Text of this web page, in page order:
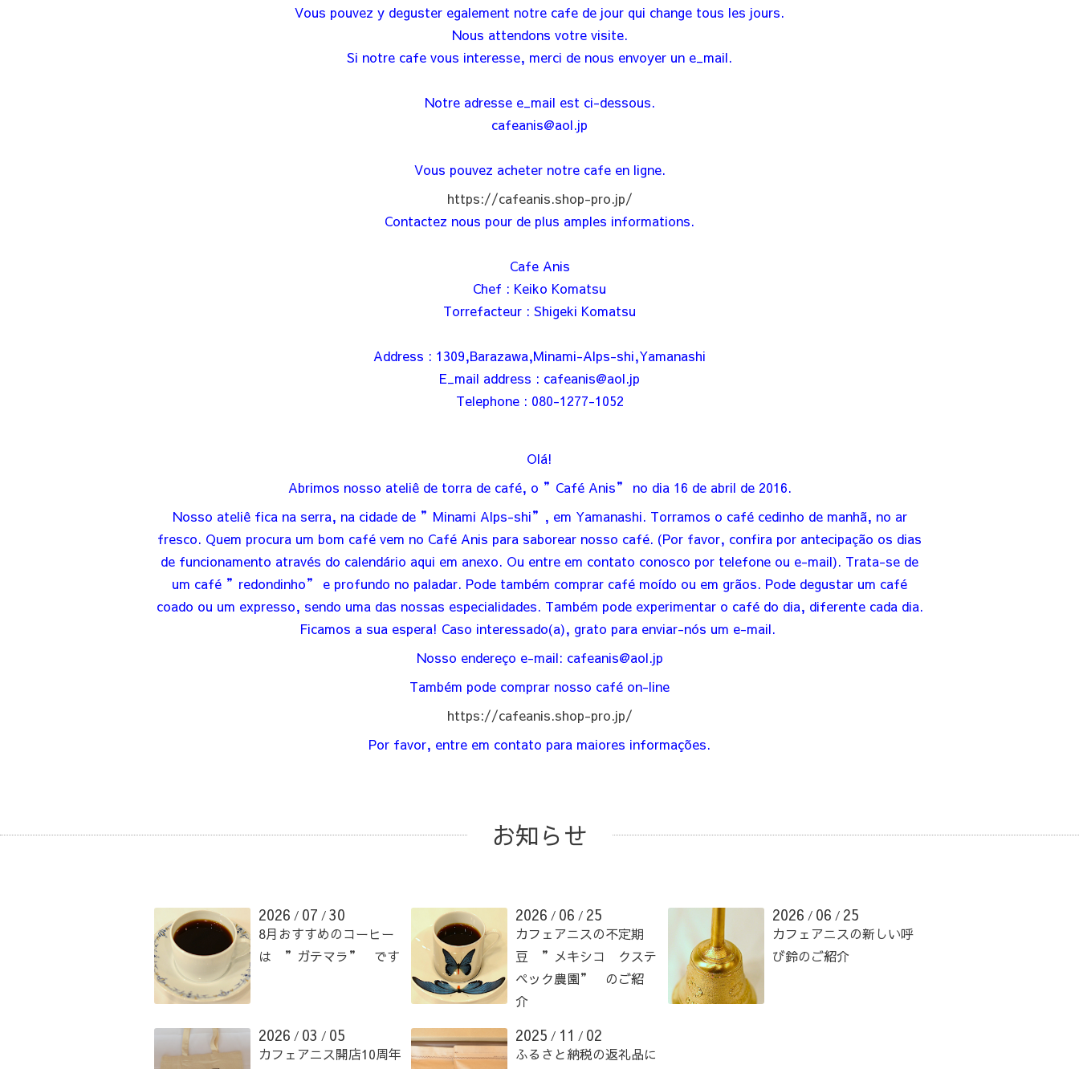
Vous pouvez y deguster egalement notre cafe de jour qui change tous les jours.
Nous attendons votre visite.
Si notre cafe vous interesse, merci de nous envoyer un e_mail.
Notre adresse e_mail est ci-dessous.
cafeanis@aol.jp
Vous pouvez acheter notre cafe en ligne.
https://cafeanis.shop-pro.jp/
Contactez nous pour de plus amples informations.
Cafe Anis
Chef : Keiko Komatsu
Torrefacteur : Shigeki Komatsu
Address : 1309,Barazawa,Minami-Alps-shi,Yamanashi
E_mail address : cafeanis@aol.jp
Telephone : 080-1277-1052
Olá!
Abrimos nosso ateliê de torra de café, o ”Café Anis” no dia 16 de abril de 2016.
Nosso ateliê fica na serra, na cidade de ”Minami Alps-shi”, em Yamanashi. Torramos o café cedinho de manhã, no ar
fresco. Quem procura um bom café vem no Café Anis para saborear nosso café. (Por favor, confira por antecipação os dias
de funcionamento através do calendário aqui em anexo. Ou entre em contato conosco por telefone ou e-mail). Trata-se de
um café ”redondinho” e profundo no paladar. Pode também comprar café moído ou em grãos. Pode degustar um café
coado ou um expresso, sendo uma das nossas especialidades. Também pode experimentar o café do dia, diferente cada dia.
Ficamos a sua espera! Caso interessado(a), grato para enviar-nós um e-mail.
Nosso endereço e-mail: cafeanis@aol.jp
Também pode comprar nosso café on-line
https://cafeanis.shop-pro.jp/
Por favor, entre em contato para maiores informações.
お知らせ
2026 / 07 / 30
8月おすすめのコーヒー
は ”ガテマラ” です
2026 / 06 / 25
カフェアニスの不定期
豆 ”メキシコ クステ
ペック農園” のご紹
介
2026 / 06 / 25
カフェアニスの新しい呼
び鈴のご紹介
2026 / 03 / 05
カフェアニス開店10周年
2025 / 11 / 02
ふるさと納税の返礼品に